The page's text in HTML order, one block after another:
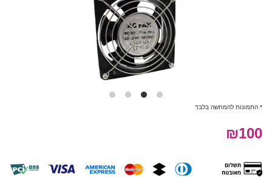
* התמונות להמחשה בלבד
₪100